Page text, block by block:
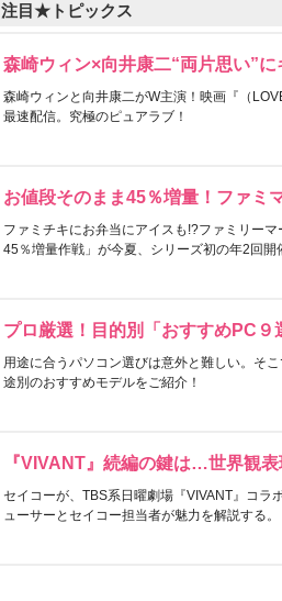
注目★トピックス
森崎ウィン×向井康二“両片思い”
森崎ウィンと向井康二がW主演！映画『（
最速配信。究極のピュアラブ！
お値段そのまま45％増量！ファミ
ファミチキにお弁当にアイスも!?ファミリー
45％増量作戦」が今夏、シリーズ初の年2回開
プロ厳選！目的別「おすすめPC９
用途に合うパソコン選びは意外と難しい。そ
途別のおすすめモデルをご紹介！
『VIVANT』続編の鍵は…世界観
セイコーが、TBS系日曜劇場『VIVANT』コラ
ューサーとセイコー担当者が魅力を解説する。